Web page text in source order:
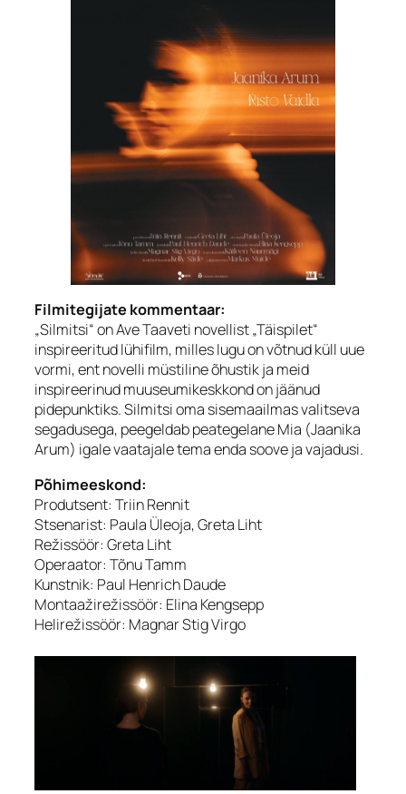
Filmitegijate kommentaar:
„Silmitsi“ on Ave Taaveti novellist „Täispilet“
inspireeritud lühifilm, milles lugu on võtnud küll uue
vormi, ent novelli müstiline õhustik ja meid
inspireerinud muuseumikeskkond on jäänud
pidepunktiks. Silmitsi oma sisemaailmas valitseva
segadusega, peegeldab peategelane Mia (Jaanika
Arum) igale vaatajale tema enda soove ja vajadusi.
Põhimeeskond:
Produtsent: Triin Rennit
Stsenarist: Paula Üleoja, Greta Liht
Režissöör: Greta Liht
Operaator: Tõnu Tamm
Kunstnik: Paul Henrich Daude
Montaažirežissöör: Elina Kengsepp
Helirežissöör: Magnar Stig Virgo